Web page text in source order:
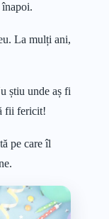
La mulți ani,
știu unde aș fi
fii fericit!
pe care îl